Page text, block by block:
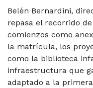
Belén Bernardini,
repasa el recorrido
comienzos como
la matrícula, los
como la biblioteca
infraestructura que
adaptado a la